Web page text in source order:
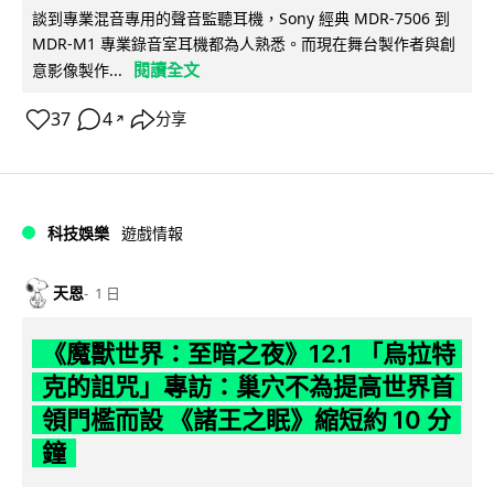
談到專業混音專用的聲音監聽耳機，Sony 經典 MDR-7506 到
MDR-M1 專業錄音室耳機都為人熟悉。而現在舞台製作者與創
意影像製作...
閱讀全文
37 4 ↗ 分享
科技娛樂 遊戲情報
天恩 1 日
《魔獸世界：至暗之夜》12.1 「烏拉特
克的詛咒」專訪：巢穴不為提高世界首
領門檻而設 《諸王之眠》縮短約 10 分
鐘